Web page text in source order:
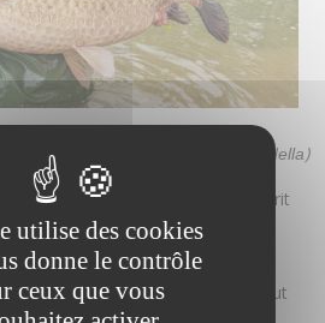
amour blanc Ctenopharyngodon idella)
une raison bien précise : son
Phytophage, elle se nourrit
lentilles d’eau et d’élodées.
est envahissante, elle peut
Une seule carpe amour adulte peut
de plantes par jour,
utilise des cookies
donne le contrôle
ceux que vous